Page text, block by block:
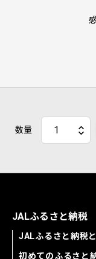
数量
JALふるさと納税
JALふるさと納税
初めてのふるさと